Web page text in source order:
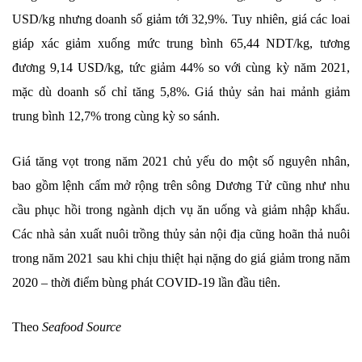
USD/kg nhưng doanh số giảm tới 32,9%. Tuy nhiên, giá các loai
giáp xác giảm xuống mức trung bình 65,44 NDT/kg, tương
đương 9,14 USD/kg, tức giảm 44% so với cùng kỳ năm 2021,
mặc dù doanh số chỉ tăng 5,8%. Giá thủy sản hai mảnh giảm
trung bình 12,7% trong cùng kỳ so sánh.
Giá tăng vọt trong năm 2021 chủ yếu do một số nguyên nhân,
bao gồm lệnh cấm mở rộng trên sông Dương Tử cũng như nhu
cầu phục hồi trong ngành dịch vụ ăn uống và giảm nhập khẩu.
Các nhà sản xuất nuôi trồng thủy sản nội địa cũng hoãn thả nuôi
trong năm 2021 sau khi chịu thiệt hại nặng do giá giảm trong năm
2020 – thời điểm bùng phát COVID-19 lần đầu tiên.
Theo Seafood Source